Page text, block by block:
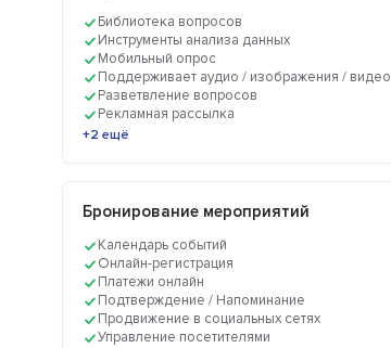
Библиотека вопросов
Инструменты анализа данных
Мобильный опрос
Поддерживает аудио / изображения / видео
Разветвление вопросов
Рекламная рассылка
+2 ещё
Бронирование мероприятий
Календарь событий
Онлайн-регистрация
Платежи онлайн
Подтверждение / Напоминание
Продвижение в социальных сетях
Управление посетителями